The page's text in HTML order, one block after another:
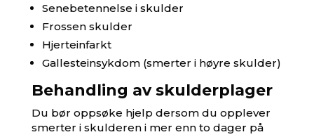
Senebetennelse i skulder
Frossen skulder
Hjerteinfarkt
Gallesteinsykdom (smerter i høyre skulder)
Behandling av skulderplager
Du bør oppsøke hjelp dersom du opplever
smerter i skulderen i mer enn to dager på